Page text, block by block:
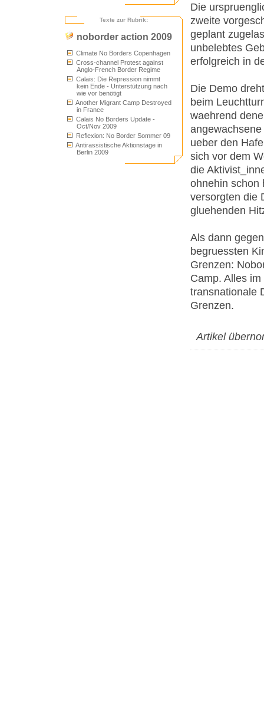
Texte zur Rubrik:
noborder action 2009
Climate No Borders Copenhagen
Cross-channel Protest against
Anglo-French Border Regime
Calais: Die Repression nimmt
kein Ende - Unterstützung nach
wie vor benötigt
Another Migrant Camp Destroyed
in France
Calais No Borders Update -
Oct/Nov 2009
Reflexion: No Border Sommer 09
Antirassistische Aktionstage in
Berlin 2009
Die
zweite
geplant
unbelebtes
erfolgreich in
Die Demo
beim
waehrend
ueber den
sich vor dem
die
ohnehin schon
versorgten die
gluehenden
Als dann
begruessten
Grenzen:
Camp. Alles
transnationale
Grenzen.
Artikel